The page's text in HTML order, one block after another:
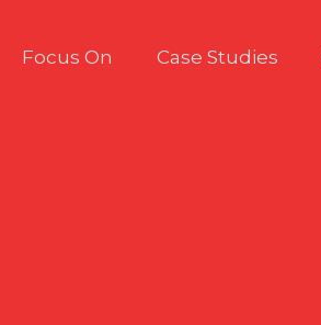
Focus On Case Studies